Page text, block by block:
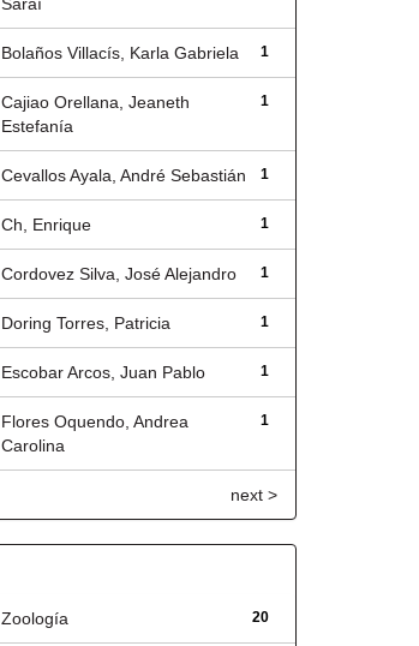
1
Bolaños Villacís, Karla Gabriela
1
Cajiao Orellana, Jeaneth
Estefanía
1
Cevallos Ayala, André Sebastián
1
Ch, Enrique
1
Cordovez Silva, José Alejandro
1
Doring Torres, Patricia
1
Escobar Arcos, Juan Pablo
1
Flores Oquendo, Andrea
Carolina
next >
20
Zoología